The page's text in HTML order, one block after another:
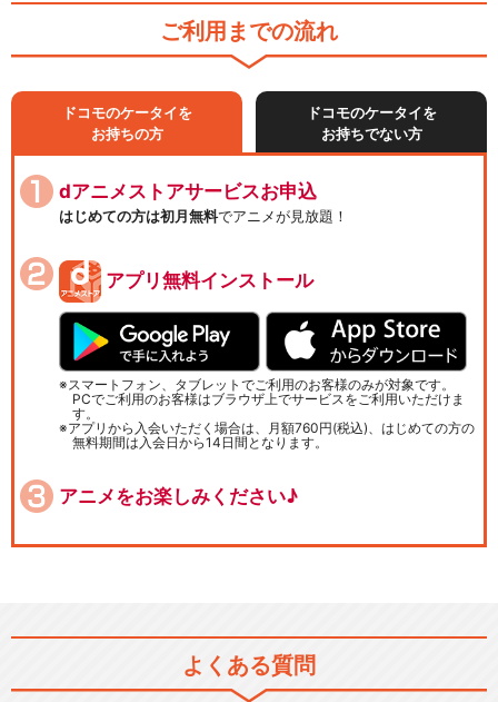
ご利用までの流れ
ドコモのケータイを
お持ちの方
ドコモのケータイを
お持ちでない方
dアニメストアサービスお申込
はじめての方は初月無料でアニメが見放題！
アプリ無料インストール
スマートフォン、タブレットでご利用のお客様のみが対象です。
PCでご利用のお客様はブラウザ上でサービスをご利用いただけま
す。
アプリから入会いただく場合は、月額760円(税込)、はじめての方の
無料期間は入会日から14日間となります。
アニメをお楽しみください♪
よくある質問